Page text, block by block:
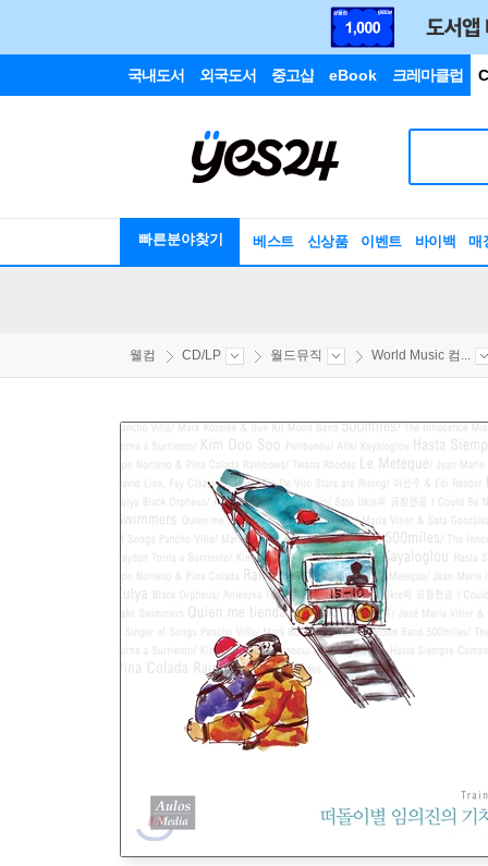
국내도서 외국도서 중고샵 eBook 크레마클럽
빠른분야찾기 베스트 신상품 이벤트 바이백 매
웰컴 CD/LP 월드뮤직 World Music 컴...